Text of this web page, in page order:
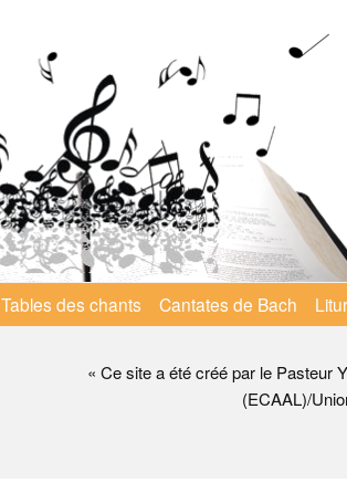
« Ce site a été créé par le Pasteur
(ECAAL)/
Tables des chants Cantates de Bach